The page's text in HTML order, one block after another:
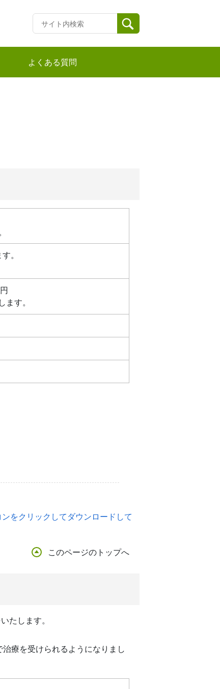
よくある質問
。
す。
をクリックしてダウンロードして
このページのトップへ
たします。
療を受けられるようになりまし